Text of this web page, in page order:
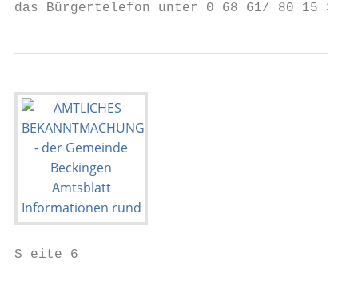
das Bürgertelefon unter 0 68 61/ 80 15
S eite 6